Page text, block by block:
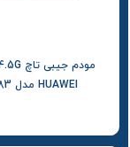
HUAWEI مدل E5383